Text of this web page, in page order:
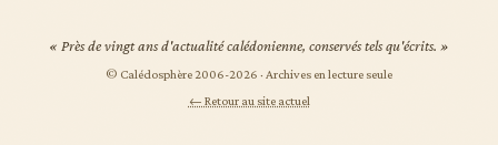
« Près de vingt ans d'actualité calédonienne, conservés tels qu'écrits. »
© Calédosphère 2006-2026 · Archives en lecture seule
← Retour au site actuel